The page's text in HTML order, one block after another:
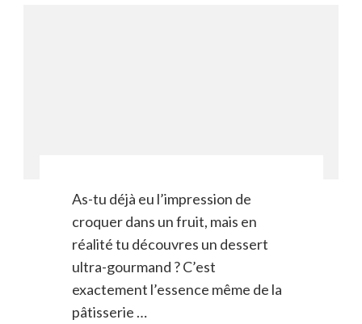
As-tu déjà eu l’impression de
croquer dans un fruit, mais en
réalité tu découvres un dessert
ultra-gourmand ? C’est
exactement l’essence même de la
pâtisserie …